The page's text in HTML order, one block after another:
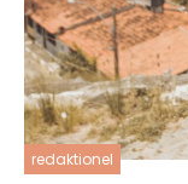
redaktionel